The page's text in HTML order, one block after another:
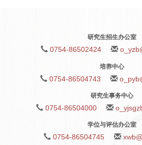
研究生招生办公室
0754-86502424
培养中心
0754-86504743
研究生事务中心
0754-86504000
学位与评估办公室
0754-86504745